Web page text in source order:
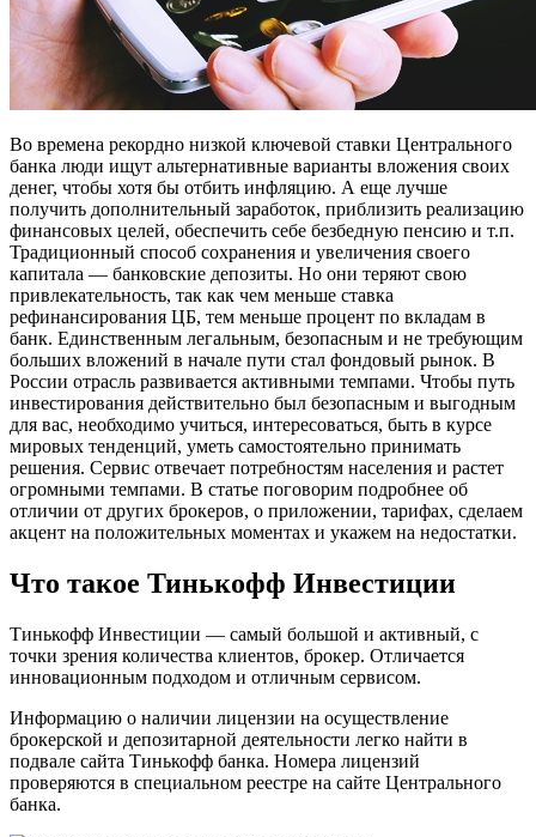
Во времена рекордно низкой ключевой ставки Центрального
банка люди ищут альтернативные варианты вложения своих
денег, чтобы хотя бы отбить инфляцию. А еще лучше
получить дополнительный заработок, приблизить реализацию
финансовых целей, обеспечить себе безбедную пенсию и т.п.
Традиционный способ сохранения и увеличения своего
капитала — банковские депозиты. Но они теряют свою
привлекательность, так как чем меньше ставка
рефинансирования ЦБ, тем меньше процент по вкладам в
банк. Единственным легальным, безопасным и не требующим
больших вложений в начале пути стал фондовый рынок. В
России отрасль развивается активными темпами. Чтобы путь
инвестирования действительно был безопасным и выгодным
для вас, необходимо учиться, интересоваться, быть в курсе
мировых тенденций, уметь самостоятельно принимать
решения. Сервис отвечает потребностям населения и растет
огромными темпами. В статье поговорим подробнее об
отличии от других брокеров, о приложении, тарифах, сделаем
акцент на положительных моментах и укажем на недостатки.
Что такое Тинькофф Инвестиции
Тинькофф Инвестиции — самый большой и активный, с
точки зрения количества клиентов, брокер. Отличается
инновационным подходом и отличным сервисом.
Информацию о наличии лицензии на осуществление
брокерской и депозитарной деятельности легко найти в
подвале сайта Тинькофф банка. Номера лицензий
проверяются в специальном реестре на сайте Центрального
банка.